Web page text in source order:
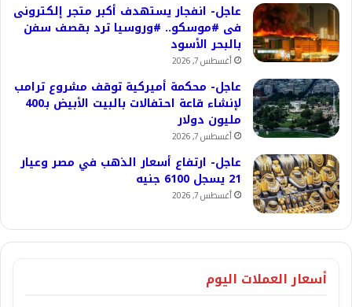
عاجل- انفجار يستهدف أكبر متجر إلكترونى
فى #موسكو.. #وروسيا ترد بقصف سفن
بالبحر الأسود
أغسطس 7, 2026
عاجل- محكمة أميركية توقف مشروع ترامب
لإنشاء قاعة احتفالات بالبيت الأبيض بـ400
مليون دولار
أغسطس 7, 2026
عاجل- ارتفاع أسعار الذهب في مصر وعيار
21 يسجل 6100 جنيه
أغسطس 7, 2026
أسعار العملات اليوم